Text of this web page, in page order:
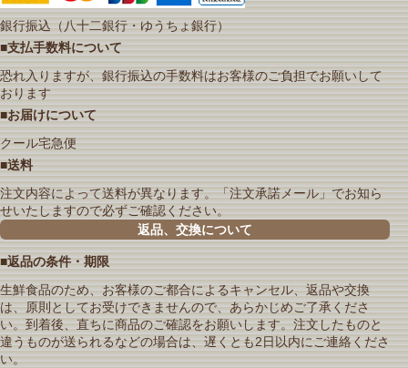
銀行振込（八十二銀行・ゆうちょ銀行）
■支払手数料について
恐れ入りますが、銀行振込の手数料はお客様のご負担でお願いして
おります
■お届けについて
クール宅急便
■送料
注文内容によって送料が異なります。「注文承諾メール」でお知ら
せいたしますので必ずご確認ください。
返品、交換について
■返品の条件・期限
生鮮食品のため、お客様のご都合によるキャンセル、返品や交換
は、原則としてお受けできませんので、あらかじめご了承くださ
い。到着後、直ちに商品のご確認をお願いします。注文したものと
違うものが送られるなどの場合は、遅くとも2日以内にご連絡くださ
い。